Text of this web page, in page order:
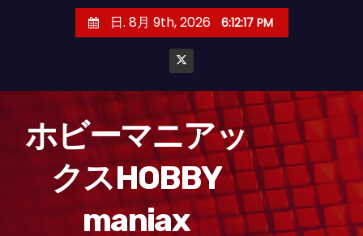
日. 8月 9th, 2026 6:12:19 PM
ホビーマニアッ
クスHOBBY
maniax